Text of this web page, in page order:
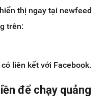
thị ngay tại newfeed
trên:
liên kết với Facebook.
để chạy quảng